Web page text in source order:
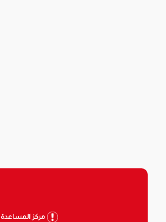
مركز المساعدة